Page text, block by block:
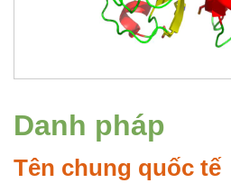
Danh pháp
Tên chung quốc tế